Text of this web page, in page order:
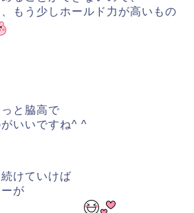
もう少しホールド力が高いもの
と脇高で
いいですね^ ^
けていけば
が